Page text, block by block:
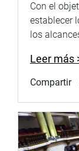
Puede
y redes
http://
http://
https://
Facebook:
fref=ts
Con el
establecer
los
Leer más
Compartir